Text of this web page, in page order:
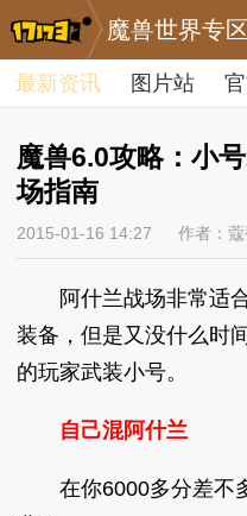
魔兽世界专区
最新资讯 图片站
魔兽6.0攻略：小
场指南
2015-01-16 14:27 作者：
阿什兰战场非常适合
装备，但是又没什么时
的玩家武装小号。
自己混阿什兰
在你6000多分差不